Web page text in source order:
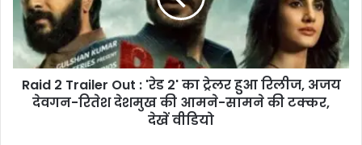
'रेड
का
ट्रेलर
हुआ
रिलीज,
Raid 2 Trailer Out : 'रेड 2' का ट्रेलर हुआ रिलीज, अजय
देवगन-रितेश देशमुख की आमने-सामने की टक्कर,
देखें वीडियो